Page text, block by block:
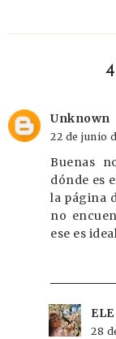
Unknown
22 de junio
Buenas
dónde es
la página
no
ese es
28